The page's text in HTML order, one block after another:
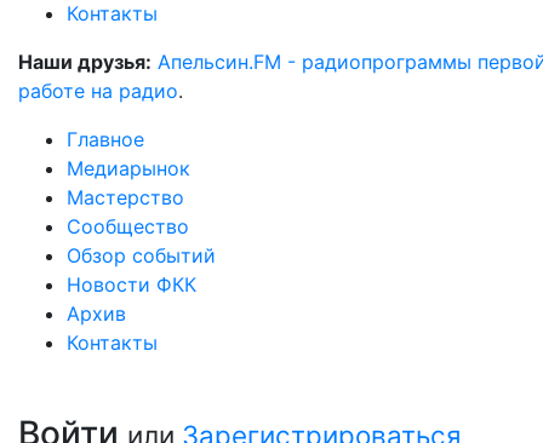
Контакты
Наши друзья: Апельсин.FM - радиопрограммы
работе на радио.
Главное
Медиарынок
Мастерство
Сообщество
Обзор событий
Новости ФКК
Архив
Контакты
Войти или Зарегистрироваться